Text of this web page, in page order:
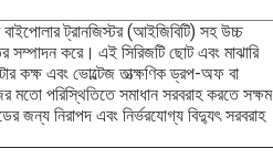
ট্রানজিস্টর (আইজিবিটি) সহ উচ্চ
সম্পাদন করে। এই সিরিজটি ছোট এবং মাঝারি
কক্ষ এবং ভোল্টেজ তাত্ক্ষণিক ড্রপ-অফ বা
পরিস্থিতিতে সমাধান সরবরাহ করতে সক্ষম
জন্য নিরাপদ এবং নির্ভরযোগ্য বিদ্যুৎ সরবরাহ